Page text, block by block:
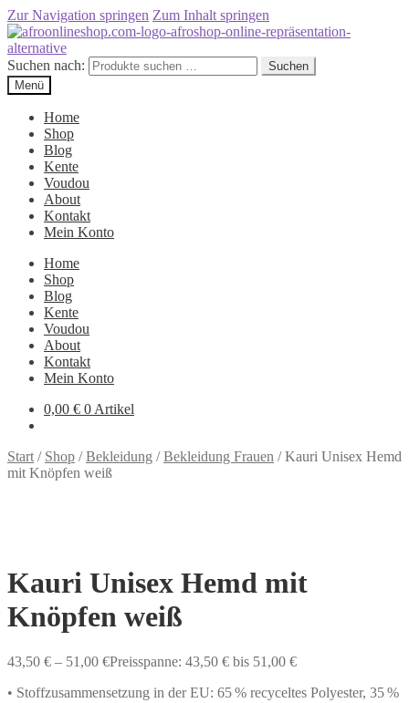
Zur Navigation springen Zum Inhalt springen
Suchen nach:
Suchen
Menü
Home
Shop
Blog
Kente
Voudou
About
Kontakt
Mein Konto
Home
Shop
Blog
Kente
Voudou
About
Kontakt
Mein Konto
0,00 € 0 Artikel
Start / Shop /Bekleidung /Bekleidung Frauen /Kauri Unisex Hemd
mit Knöpfen weiß
Kauri Unisex Hemd mit
Knöpfen weiß
43,50 € – 51,00 €Preisspanne: 43,50 € bis 51,00 €
• Stoffzusammensetzung in der EU: 65 % recyceltes Polyester, 35 %